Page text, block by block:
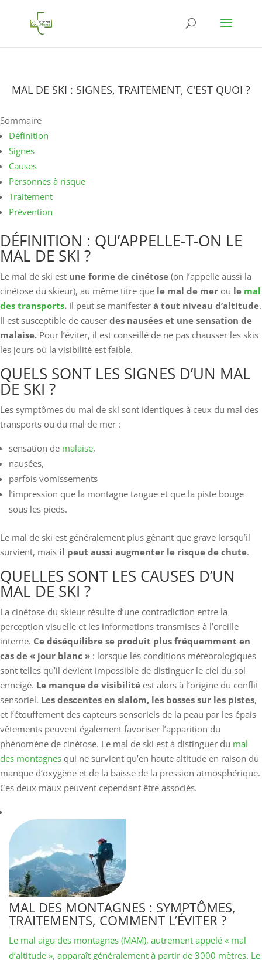
MAL DE SKI : SIGNES, TRAITEMENT, C'EST QUOI ?
Sommaire
Définition
Signes
Causes
Personnes à risque
Traitement
Prévention
DÉFINITION : QU’APPELLE-T-ON LE
MAL DE SKI ?
Le mal de ski est une forme de cinétose (on l’appelle aussi la
cinétose du skieur), au même titre que le mal de mer ou le mal
des transports. Il peut se manifester à tout niveau d’altitude.
Il est susceptible de causer des nausées et une sensation de
malaise. Pour l’éviter, il est conseillé de ne pas chausser les skis
les jours où la visibilité est faible.
QUELS SONT LES SIGNES D’UN MAL
DE SKI ?
Les symptômes du mal de ski sont identiques à ceux du mal des
transports ou du mal de mer :
sensation de malaise,
nausées,
parfois vomissements
l’impression que la montagne tangue et que la piste bouge
sous les pieds.
Le mal de ski est généralement plus gênant que grave lorsqu’il
survient, mais il peut aussi augmenter le risque de chute.
QUELLES SONT LES CAUSES D’UN
MAL DE SKI ?
La cinétose du skieur résulte d’une contradiction entre la
perception visuelle et les informations transmises à l’oreille
interne. Ce déséquilibre se produit plus fréquemment en
cas de « jour blanc » : lorsque les conditions météorologiques
sont telles qu’il devient impossible de distinguer le ciel du sol
enneigé. Le manque de visibilité est alors à l’origine du conflit
sensoriel. Les descentes en slalom, les bosses sur les pistes,
et l’étouffement des capteurs sensoriels de la peau par les épais
vêtements peuvent également favoriser l’apparition du
phénomène de cinétose. Le mal de ski est à distinguer du mal
des montagnes qui ne survient qu’en haute altitude en raison du
manque d’oxygène et de la baisse de la pression atmosphérique.
Ces deux maux peuvent cependant être associés.
MAL DES MONTAGNES : SYMPTÔMES,
TRAITEMENTS, COMMENT L’ÉVITER ?
Le mal aigu des montagnes (MAM), autrement appelé « mal
d’altitude », apparaît généralement à partir de 3000 mètres. Le